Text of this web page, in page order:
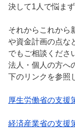
決して1人で悩ま
それからこれから
や資金計画の点な
でもご相談くださ
法人・個人の方へ
下のリンクを参照
厚生労働省の支援
経済産業省の支援